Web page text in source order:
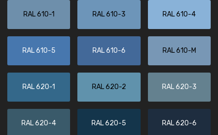
RAL 610-1 RAL 610-3 RAL 610-4
RAL 610-5 RAL 610-6 RAL 610-M
RAL 620-1 RAL 620-2 RAL 620-3
RAL 620-4 RAL 620-5 RAL 620-6